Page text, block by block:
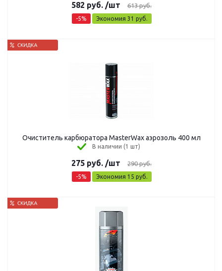
582 руб. /шт 613руб.
-5% Экономия 31 руб.
Очиститель карбюратора MasterWax аэрозоль 400 мл
В наличии (1 шт)
275 руб. /шт 290руб.
-5% Экономия 15 руб.